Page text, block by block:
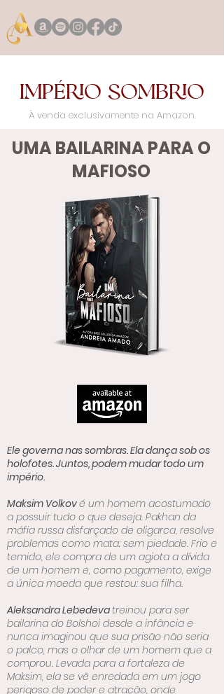
IMPÉRIO SOMBRIO
À venda exclusivamente na Amazon.
UMA BAILARINA PARA O
MAFIOSO
Ele governa nas sombras. Ela dança sob os
holofotes. Juntos, podem mudar todo um
império.
Maksim Volkové um homem acostumado
a possuir tudo o que deseja. Pakhan da
máfia russa disfarçado de oligarca, resolve
problemas como mata: sem piedade. Frio e
temido, ele compra de um agiota a dívida
de um homem e, como pagamento, exige
a única moeda que restou: sua filha.
Aleksandra Lebedevatreinou para ser
bailarina do Bolshoi desde a infância e
nunca imaginou que sua prisão não seria
o palco, mas o olhar de um homem que a
comprou. Levada para a fortaleza de
Maksim, ela se vê enredada em um jogo
perigoso de poder e atração, onde